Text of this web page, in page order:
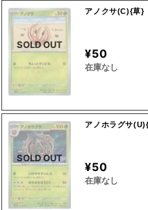
SOLD OUT
アノクサ(C){草}
¥50
在庫なし
SOLD OUT
アノホラグサ
¥50
在庫なし